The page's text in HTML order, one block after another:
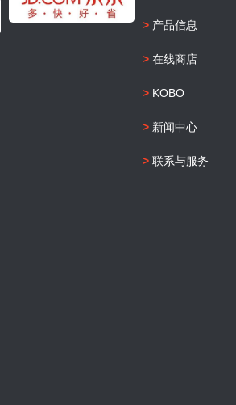
>产品信息
>在线商店
>KOBO
>新闻中心
>联系与服务